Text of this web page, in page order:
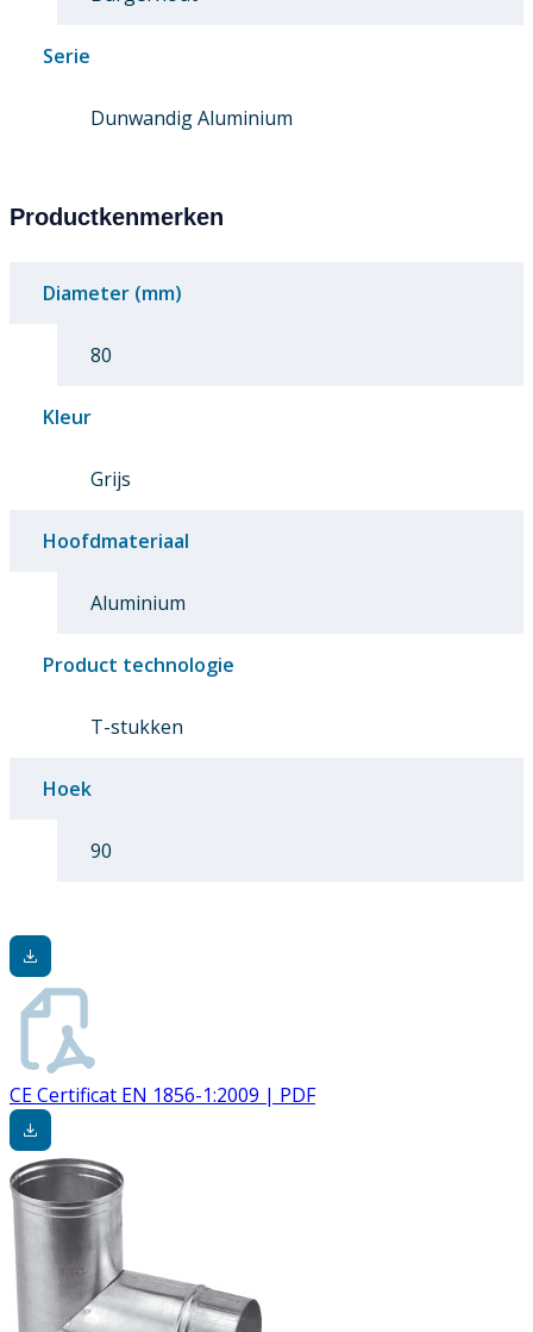
Serie
Dunwandig Aluminium
Productkenmerken
Diameter (mm)
80
Kleur
Grijs
Hoofdmateriaal
Aluminium
Product technologie
T-stukken
Hoek
90
CE Certificat EN 1856-1:2009 | PDF